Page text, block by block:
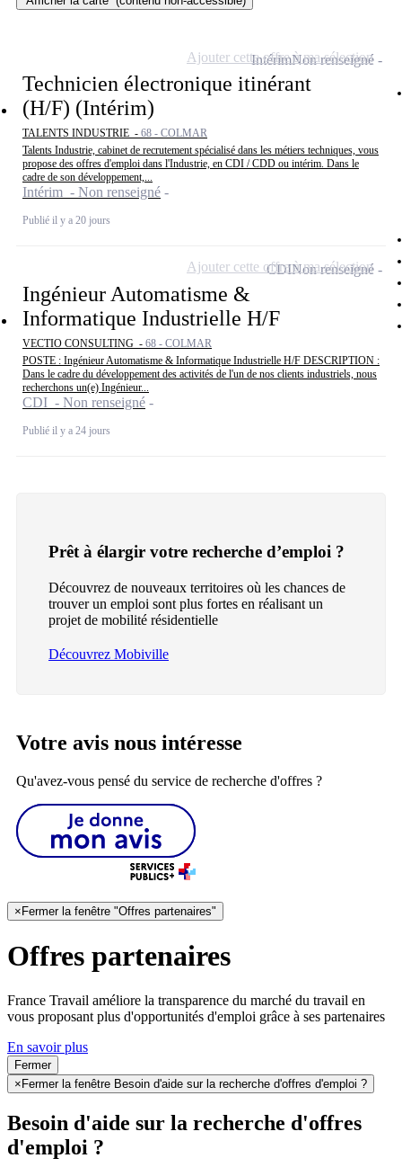
Technicien électronique itinérant
(H/F) (Intérim)
TALENTS INDUSTRIE - 68 - COLMAR
Talents Industrie, cabinet de recrutement spécialisé dans les métiers techniques, vous
propose des offres d'emploi dans l'Industrie, en CDI / CDD ou intérim. Dans le
cadre de son développement,...
Intérim - Non renseigné
Publié il y a 20 jours
IntérimNon renseigné
Ajouter cette offre à ma sélection
Ingénieur Automatisme &
Informatique Industrielle H/F
VECTIO CONSULTING - 68 - COLMAR
POSTE : Ingénieur Automatisme & Informatique Industrielle H/F DESCRIPTION :
Dans le cadre du développement des activités de l'un de nos clients industriels, nous
recherchons un(e) Ingénieur...
CDI - Non renseigné
Publié il y a 24 jours
CDINon renseigné
Ajouter cette offre à ma sélection
Prêt à élargir votre recherche d’emploi ?
Découvrez de nouveaux territoires où les chances de
trouver un emploi sont plus fortes en réalisant un
projet de mobilité résidentielle
Découvrez Mobiville
Votre avis nous intéresse
Qu'avez-vous pensé du service de recherche d'offres ?
× Fermer la fenêtre "Offres partenaires"
Offres partenaires
France Travail améliore la transparence du marché du travail en
vous proposant plus d'opportunités d'emploi grâce à ses partenaires
En savoir plus
Fermer
× Fermer la fenêtre Besoin d'aide sur la recherche d'offres d'emploi ?
Besoin d'aide sur la recherche d'offres
d'emploi ?